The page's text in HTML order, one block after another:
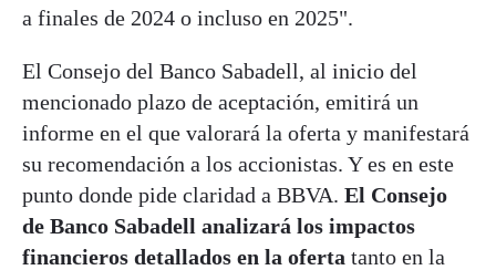
a finales de 2024 o incluso en 2025".
El Consejo del Banco Sabadell, al inicio del
mencionado plazo de aceptación, emitirá un
informe en el que valorará la oferta y manifestará
su recomendación a los accionistas. Y es en este
punto donde pide claridad a BBVA. El Consejo
de Banco Sabadell analizará los impactos
financieros detallados en la oferta tanto en la